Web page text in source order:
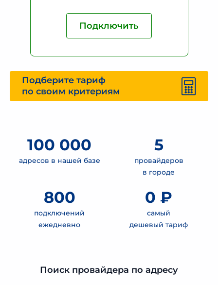
Подключить
Подберите тариф
по своим критериям
100 000
адресов в нашей базе
5
провайдеров
в городе
800
подключений
ежедневно
0 ₽
самый
дешевый тариф
Поиск провайдера по адресу